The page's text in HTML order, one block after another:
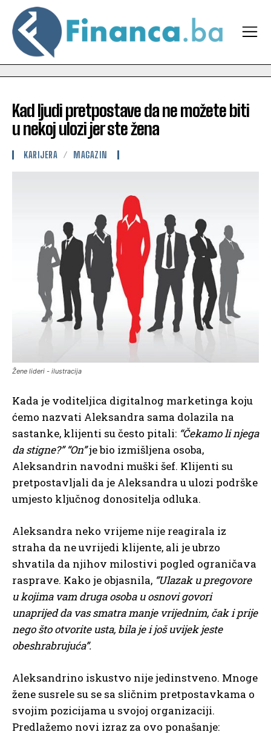
Kad ljudi pretpostave da ne možete biti
u nekoj ulozi jer ste žena
KARIJERA MAGAZIN
Žene lideri - ilustracija
Kada je voditeljica digitalnog marketinga koju
ćemo nazvati Aleksandra sama dolazila na
sastanke, klijenti su često pitali: “Čekamo li njega
da stigne?” “On”je bio izmišljena osoba,
Aleksandrin navodni muški šef. Klijenti su
pretpostavljali da je Aleksandra u ulozi podrške
umjesto ključnog donositelja odluka.
Aleksandra neko vrijeme nije reagirala iz
straha da ne uvrijedi klijente, ali je ubrzo
shvatila da njihov milostivi pogled ograničava
rasprave. Kako je objasnila, “Ulazak u pregovore
u kojima vam druga osoba u osnovi govori
unaprijed da vas smatra manje vrijednim, čak i prije
nego što otvorite usta, bila je i još uvijek jeste
obeshrabrujuća”.
Aleksandrino iskustvo nije jedinstveno. Mnoge
žene susrele su se sa sličnim pretpostavkama o
svojim pozicijama u svojoj organizaciji.
Predlažemo novi izraz za ovo ponašanje: